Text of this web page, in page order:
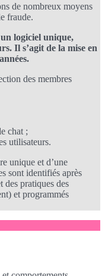
de nombreux moyens
fraude.
logiciel unique,
Il s’agit de la mise en
des membres
chat ;
utilisateurs.
unique et d’une
sont identifiés après
des pratiques des
et programmés